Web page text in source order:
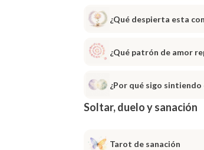
¿Qué despierta esta
¿Qué patrón de amor
¿Por qué sigo
Soltar, duelo y sanación
Tarot de sanación